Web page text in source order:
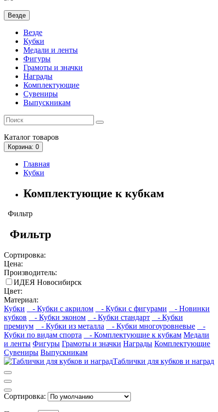
Везде
Везде
Кубки
Медали и ленты
Фигуры
Грамоты и значки
Награды
Комплектующие
Сувениры
Выпускникам
Каталог товаров
Корзина: 0
Главная
Кубки
Комплектующие к кубкам
Фильтр
Фильтр
Сортировка:
Цена:
Производитель:
ИДЕЯ Новосибирск
Цвет:
Материал:
Кубки
- Кубки с акрилом - Кубки с фигурами
- Новинки
кубков
- Кубки эконом - Кубки стандарт
- Кубки
премиум
- Кубки из металла - Кубки многоуровневые
-
Кубки по видам спорта
- Комплектующие к кубкам Медали
и ленты Фигуры Грамоты и значки Награды Комплектующие
Сувениры Выпускникам
Таблички для кубков и наград
Сортировка: